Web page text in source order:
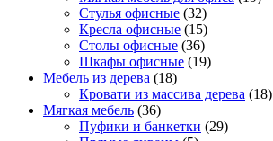
Стулья офисные (32)
Кресла офисные (15)
Столы офисные (36)
Шкафы офисные (19)
Мебель из дерева (18)
Кровати из массива дерева (18)
Мягкая мебель (36)
Пуфики и банкетки (29)